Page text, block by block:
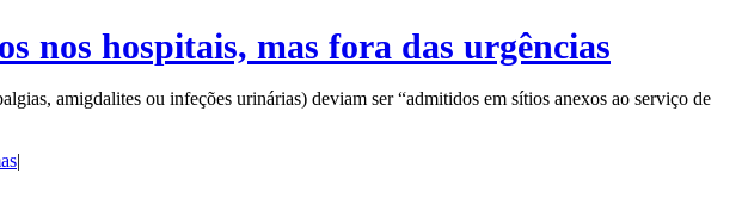
nos hospitais, mas fora das urgências
amigdalites ou infeções urinárias) deviam ser “admitidos em sítios anexos ao serviço de
|